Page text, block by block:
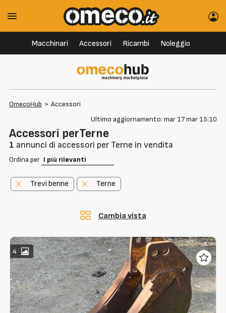
Macchinari Accessori Ricambi Noleggio
OmecoHub > Accessori
Ultimo aggiornamento: mar 17 mar 15:10
Accessori perTerne
1 annunci di accessori per Terne in vendita
Ordina per
Trevi benne Terne
Cambia vista
4